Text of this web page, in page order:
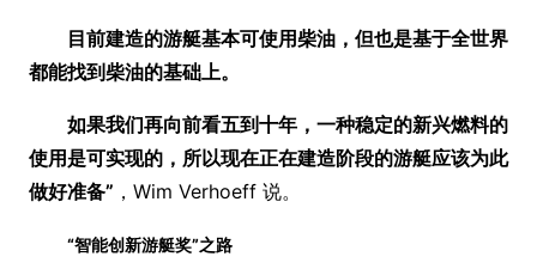
目前建造的游艇基本可使用柴油，但也是基于全世界
都能找到柴油的基础上。
如果我们再向前看五到十年，一种稳定的新兴燃料的
使用是可实现的，所以现在正在建造阶段的游艇应该为此
做好准备” ，Wim Verhoeff 说。
“智能创新游艇奖”之路